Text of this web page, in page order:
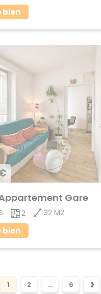
bien
Gare
2 32 M2
bien
1 2 ... 6 ›